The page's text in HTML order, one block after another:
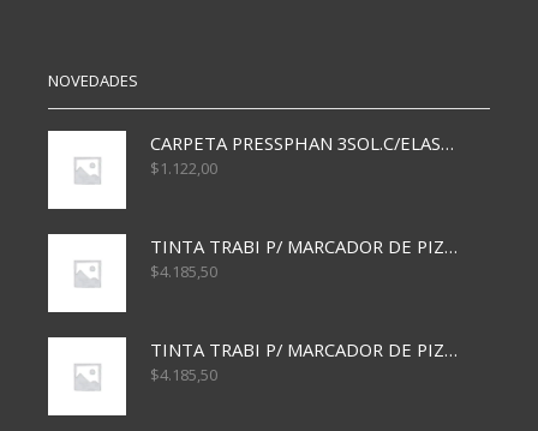
NOVEDADES
CARPETA PRESSPHAN 3SOL.C/ELAST MARRON A4 P01A
$1.122,00
TINTA TRABI P/ MARCADOR DE PIZARRA x30ml AZUL
$4.185,50
TINTA TRABI P/ MARCADOR DE PIZARRA x30ml ROJO
$4.185,50